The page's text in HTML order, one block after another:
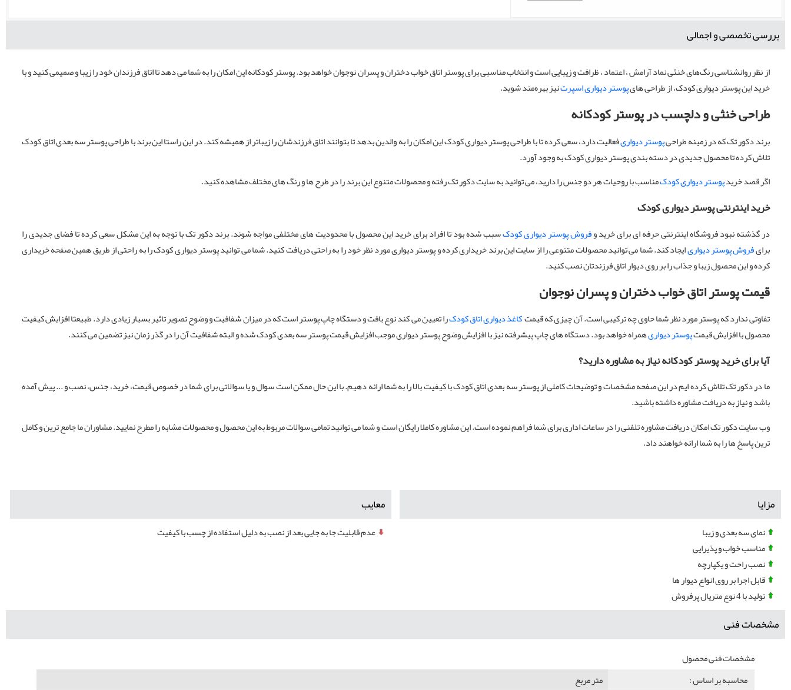
بررسی تخصصی و اجمالی
از نظر روانشناسی رنگ‌های خنثی نماد آرامش ، اعتماد ، ظرافت و زیبایی است و انتخاب مناسبی برای پوستر اتاق خواب دختران و پسران نوجوان خواهد بود. پوستر کودکانه این امکان را به شما می دهد تا اتاق فرزندان خود را زیبا و صمیمی کنید و با
خرید این پوستر دیواری کودک، از طراحی هایپوستر دیواری اسپرتنیز بهره‌مند شوید.
طراحی خنثی و دلچسب در پوستر کودکانه
برند دکور تک که در زمینه طراحیپوستر دیواریفعالیت دارد، سعی کرده تا با طراحی پوستر دیواری کودک این امکان را به والدین بدهد تا بتوانند اتاق فرزندشان را زیباتر از همیشه کند. در این راستا این برند با طراحی پوستر سه بعدی اتاق کودک
تلاش کرده تا محصول جدیدی در دسته بندی پوستر دیواری کودک به وجود آورد.
اگر قصد خریدپوستر دیواری کودکمناسب با روحیات هر دو جنس را دارید، می توانید به سایت دکور تک رفته و محصولات متنوع این برند را در طرح ها و رنگ های مختلف مشاهده کنید.
خرید اینترنتی پوستر دیواری کودک
در گذشته نبود فروشگاه اینترنتی حرفه ای برای خرید وفروش پوستر دیواری کودکسبب شده بود تا افراد برای خرید این محصول با محدودیت های مختلفی مواجه شوند. برند دکور تک با توجه به این مشکل سعی کرده تا فضای جدیدی را
برایفروش پوستر دیواریایجاد کند. شما می توانید محصولات متنوعی را از سایت این برند خریداری کرده و پوستر دیواری مورد نظر خود را به راحتی دریافت کنید. شما می توانید پوستر دیواری کودک را به راحتی از طریق همین صفحه خریداری
کرده و این محصول زیبا و جذاب را بر روی دیوار اتاق فرزندتان نصب کنید.
قیمت پوستر اتاق خواب دختران و پسران نوجوان
تفاوتی ندارد که پوستر مورد نظر شما حاوی چه ترکیبی است. آن چیزی که قیمتکاغذ دیواری اتاق کودکرا تعیین می کند نوع بافت و دستگاه چاپ پوستر است که در میزان شفافیت و وضوح تصویر تاثیر بسیار زیادی دارد. طبیعتا افزایش کیفیت
محصول با افزایش قیمتپوستر دیواریهمراه خواهد بود. دستگاه های چاپ پیشرفته نیز با افزایش وضوح پوستر دیواری موجب افزایش قیمت پوستر سه بعدی کودک شده و البته شفافیت آن را در گذر زمان نیز تضمین می کنند.
آیا برای خرید پوستر کودکانه نیاز به مشاوره دارید؟
ما در دکور تک تلاش کرده ایم در این صفحه مشخصات و توضیحات کاملی از پوستر سه بعدی اتاق کودک با کیفیت بالا را به شما ارائه دهیم. با این حال ممکن است سوال و یا سوالاتی برای شما در خصوص قیمت، خرید، جنس، نصب و ... پیش آمده
باشد و نیاز به دریافت مشاوره داشته باشید.
وب سایت دکور تک امکان دریافت مشاوره تلفنی را در ساعات اداری برای شما فراهم نموده است. این مشاوره کاملا رایگان است و شما می توانید تمامی سوالات مربوط به این محصول و محصولات مشابه را مطرح نمایید. مشاوران ما جامع ترین و کامل
ترین پاسخ ها را به شما ارائه خواهند داد.
مزایا
نمای سه بعدی و زیبا
مناسب خواب و پذیرایی
نصب راحت و یکپارچه
قابل اجرا بر روی انواع دیوار ها
تولید با 4 نوع متریال پرفروش
معایب
عدم قابلیت جا به جایی بعد از نصب به دلیل استفاده از چسب با کیفیت
مشخصات فنی
مشخصات فنی محصول
محاسبه بر اساس :
متر مربع